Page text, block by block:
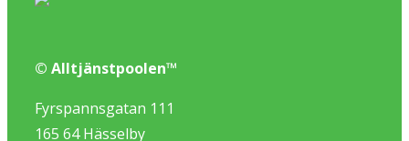
© Alltjänstpoolen™
Fyrspannsgatan 111
165 64 Hässelby